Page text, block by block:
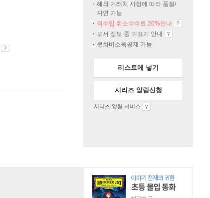
해외 거래처 사정에 따라 품절/
지연 가능
직수입 취소수수료 20%안내
도서 정보 중 미표기 안내
문화비소득공제 가능
리스트에 넣기
시리즈 알림신청
시리즈 알림 서비스